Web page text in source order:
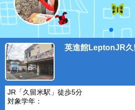
英進館LeptonJR久
JR「久留米駅」徒歩5分
対象学年：